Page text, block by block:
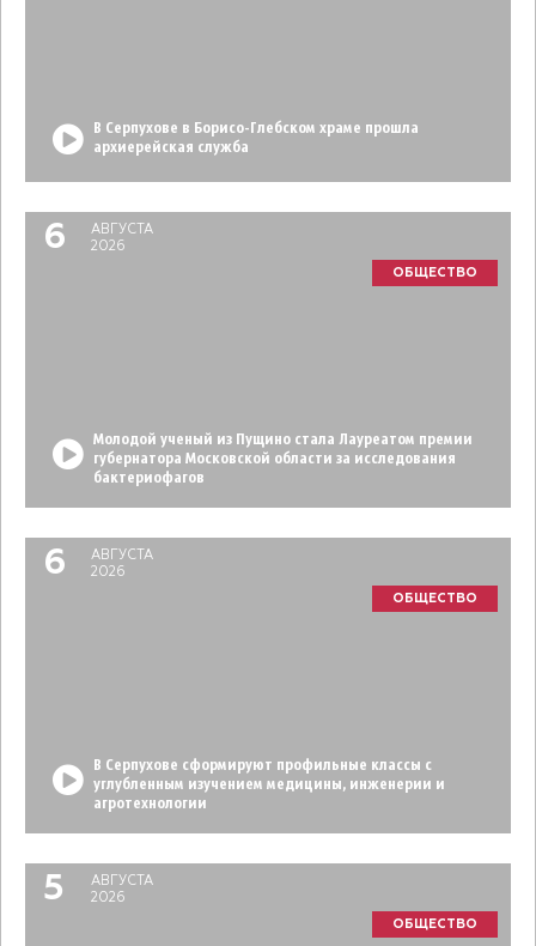
В Серпухове в Борисо-Глебском храме прошла
архиерейская служба
6
АВГУСТА
2026
ОБЩЕСТВО
Молодой ученый из Пущино стала Лауреатом премии
губернатора Московской области за исследования
бактериофагов
6
АВГУСТА
2026
ОБЩЕСТВО
В Серпухове сформируют профильные классы с
углубленным изучением медицины, инженерии и
агротехнологии
5
АВГУСТА
2026
ОБЩЕСТВО